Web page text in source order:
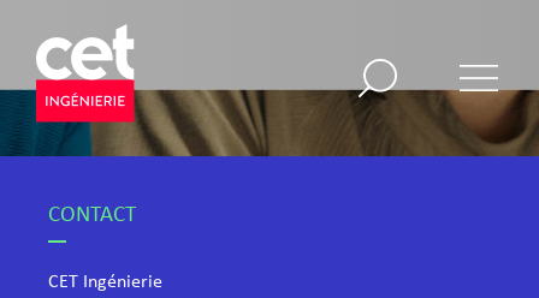
CONTACT
CET Ingénierie